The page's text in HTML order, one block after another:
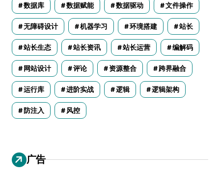
数据库 数据赋能 数据驱动 文件操作
无障碍设计 机器学习 环境搭建 站长
站长生态 站长资讯 站长运营 编解码
网站设计 评论 资源整合 跨界融合
运行库 进阶实战 逻辑 逻辑架构
防注入 风控
广告